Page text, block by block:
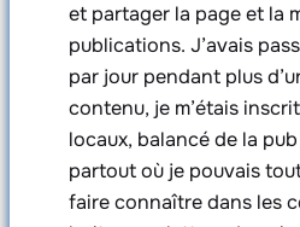
et partager la page et la
publications. J’avais
par jour pendant plus
contenu, je m’étais
locaux, balancé de la
partout où je pouvais
faire connaître dans les